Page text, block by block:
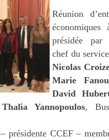
Réunion
présidée
chef du
Nicolas
Marie
David
Thalia Yannopoulos,
– présidente CCEF –